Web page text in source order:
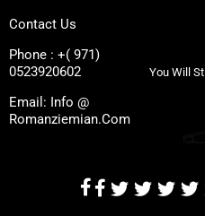
Contact Us
Phone : +( 971)
0523920602
Email: Info @
Romanziemian.Com
You Will